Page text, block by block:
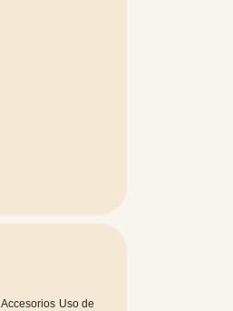
Accesorios Uso de